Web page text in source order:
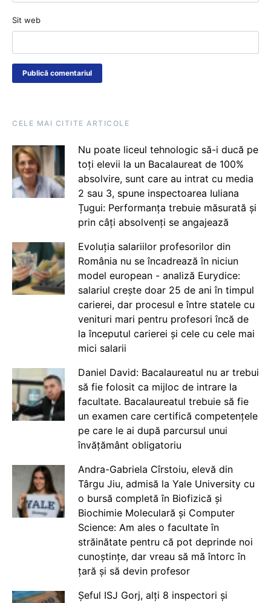
Sit web
CELE MAI CITITE ARTICOLE
Nu poate liceul tehnologic să-i ducă pe
toți elevii la un Bacalaureat de 100%
absolvire, sunt care au intrat cu media
2 sau 3, spune inspectoarea Iuliana
Țugui: Performanța trebuie măsurată și
prin câți absolvenți se angajează
Evoluția salariilor profesorilor din
România nu se încadrează în niciun
model european - analiză Eurydice:
salariul crește doar 25 de ani în timpul
carierei, dar procesul e între statele cu
venituri mari pentru profesori încă de
la începutul carierei și cele cu cele mai
mici salarii
Daniel David: Bacalaureatul nu ar trebui
să fie folosit ca mijloc de intrare la
facultate. Bacalaureatul trebuie să fie
un examen care certifică competențele
pe care le ai după parcursul unui
învățământ obligatoriu
Andra-Gabriela Cîrstoiu, elevă din
Târgu Jiu, admisă la Yale University cu
o bursă completă în Biofizică și
Biochimie Moleculară și Computer
Science: Am ales o facultate în
străinătate pentru că pot deprinde noi
cunoștințe, dar vreau să mă întorc în
țară și să devin profesor
Șeful ISJ Gorj, alți 8 inspectori și